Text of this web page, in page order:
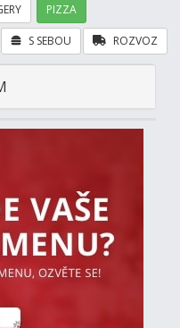
PIZZA
ROZVOZ
S SEBOU